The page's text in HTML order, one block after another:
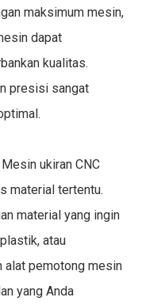
maksimum mesin,
dapat
kualitas.
presisi sangat
Mesin ukiran CNC
material tertentu.
material yang ingin
atau
alat pemotong mesin
yang Anda